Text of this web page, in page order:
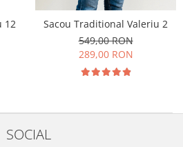
12
Sacou Traditional Valeriu 2
549,00 RON
289,00 RON
SOCIAL